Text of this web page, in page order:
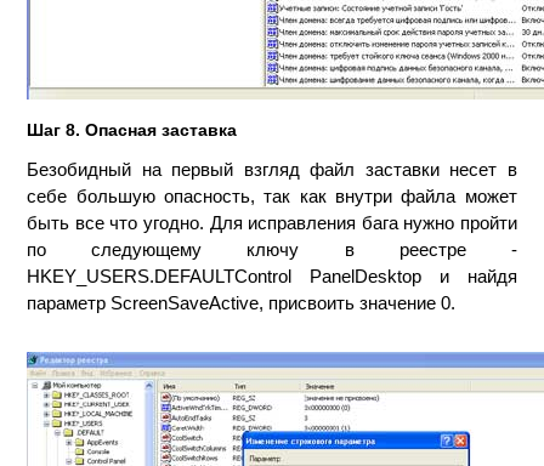
Шаг 8. Опасная заставка
Безобидный на первый взгляд файл заставки несет в
себе большую опасность, так как внутри файла может
быть все что угодно. Для исправления бага нужно пройти
по следующему ключу в реестре -
HKEY_USERS.DEFAULTControl PanelDesktop и найдя
параметр ScreenSaveActive, присвоить значение 0.